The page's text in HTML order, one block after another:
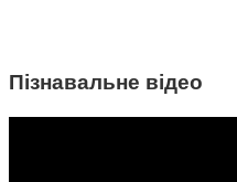
Пізнавальне відео